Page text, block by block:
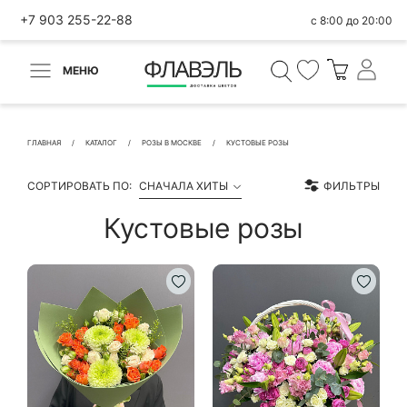
+7 903 255-22-88 с 8:00 до 20:00
МЕНЮ
ГЛАВНАЯ КАТАЛОГ РОЗЫ В МОСКВЕ КУСТОВЫЕ РОЗЫ
СОРТИРОВАТЬ ПО: СНАЧАЛА ХИТЫ ФИЛЬТРЫ
Кустовые розы
ВЕРНУТЬСЯ
Быстрая покупка
КОНТАКТНЫЕ ДАННЫЕ
БЫСТРАЯ ПОКУПКА